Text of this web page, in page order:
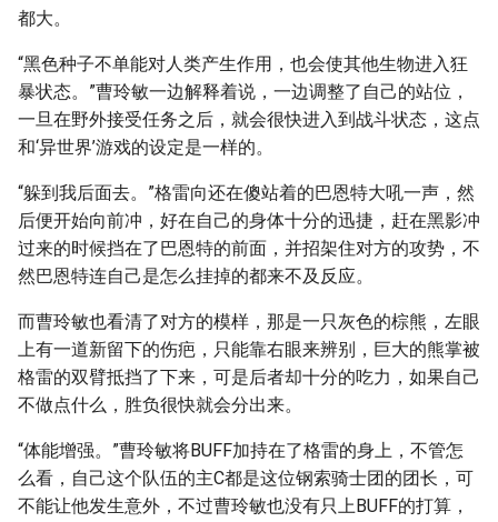
都大。
“黑色种子不单能对人类产生作用，也会使其他生物进入狂
暴状态。”曹玲敏一边解释着说，一边调整了自己的站位，
一旦在野外接受任务之后，就会很快进入到战斗状态，这点
和‘异世界’游戏的设定是一样的。
“躲到我后面去。”格雷向还在傻站着的巴恩特大吼一声，然
后便开始向前冲，好在自己的身体十分的迅捷，赶在黑影冲
过来的时候挡在了巴恩特的前面，并招架住对方的攻势，不
然巴恩特连自己是怎么挂掉的都来不及反应。
而曹玲敏也看清了对方的模样，那是一只灰色的棕熊，左眼
上有一道新留下的伤疤，只能靠右眼来辨别，巨大的熊掌被
格雷的双臂抵挡了下来，可是后者却十分的吃力，如果自己
不做点什么，胜负很快就会分出来。
“体能增强。”曹玲敏将BUFF加持在了格雷的身上，不管怎
么看，自己这个队伍的主C都是这位钢索骑士团的团长，可
不能让他发生意外，不过曹玲敏也没有只上BUFF的打算，